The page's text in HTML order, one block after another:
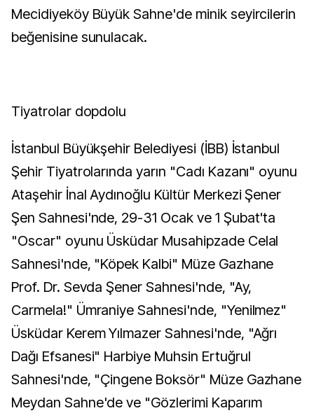
Mecidiyeköy Büyük Sahne'de minik seyircilerin
beğenisine sunulacak.
Tiyatrolar dopdolu
İstanbul Büyükşehir Belediyesi (İBB) İstanbul
Şehir Tiyatrolarında yarın "Cadı Kazanı" oyunu
Ataşehir İnal Aydınoğlu Kültür Merkezi Şener
Şen Sahnesi'nde, 29-31 Ocak ve 1 Şubat'ta
"Oscar" oyunu Üsküdar Musahipzade Celal
Sahnesi'nde, "Köpek Kalbi" Müze Gazhane
Prof. Dr. Sevda Şener Sahnesi'nde, "Ay,
Carmela!" Ümraniye Sahnesi'nde, "Yenilmez"
Üsküdar Kerem Yılmazer Sahnesi'nde, "Ağrı
Dağı Efsanesi" Harbiye Muhsin Ertuğrul
Sahnesi'nde, "Çingene Boksör" Müze Gazhane
Meydan Sahne'de ve "Gözlerimi Kaparım